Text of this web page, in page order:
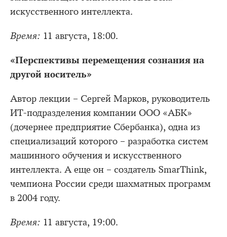
искусственного интеллекта.
Время: 11 августа, 18:00.
«Перспективы перемещения сознания на
другой носитель»
Автор лекции – Сергей Марков, руководитель
ИТ-подразделения компании ООО «АБК»
(дочернее предприятие Сбербанка), одна из
специализаций которого – разработка систем
машинного обучения и искусственного
интеллекта. А еще он – создатель SmarThink,
чемпиона России среди шахматных программ
в 2004 году.
Время: 11 августа, 19:00.